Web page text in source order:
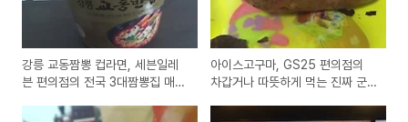
강릉 교동짬뽕 컵라면, 세븐일레
븐 편의점의 전국 3대짬뽕집 매운
아이스고구마, GS25 편의점의
차갑거나 따뜻하게 먹는 진짜 군